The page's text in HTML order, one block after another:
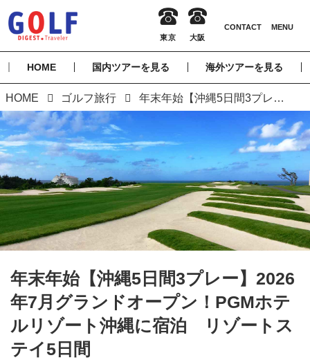
HOME 国内ツアーを見る 海外ツアーを見る
HOME ゴルフ旅行 年末年始【沖縄5日間3プレー】2026年7月グランドオープン！PGMホテルリゾート沖縄に宿泊 リゾートステイ5日間
年末年始【沖縄5日間3プレー】2026
年7月グランドオープン！PGMホテ
ルリゾート沖縄に宿泊 リゾートス
テイ5日間